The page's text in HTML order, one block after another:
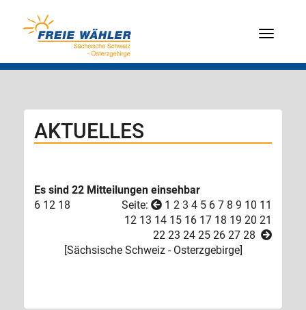
Menü
AKTUELLES
Es sind 22 Mitteilungen einsehbar
6 12 18 Seite: 1 2 3 4 5 6 7 8 9 10 11
12 13 14 15 16 17 18 19 20 21
22 23 24 25 26 27 28
[Sächsische Schweiz - Osterzgebirge]